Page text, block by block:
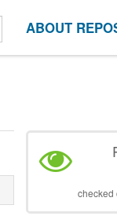
ABOUT
checked